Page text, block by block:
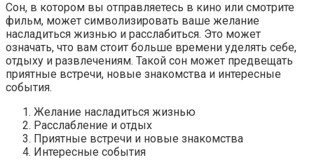
Сон, в котором вы отправляетесь в кино или смотрите
фильм, может символизировать ваше желание
насладиться жизнью и расслабиться. Это может
означать, что вам стоит больше времени уделять себе,
отдыху и развлечениям. Такой сон может предвещать
приятные встречи, новые знакомства и интересные
события.
Желание насладиться жизнью
Расслабление и отдых
Приятные встречи и новые знакомства
Интересные события